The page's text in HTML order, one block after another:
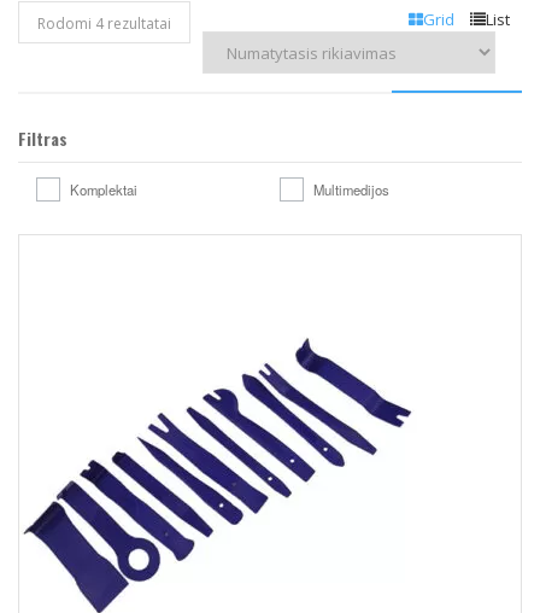
Grid List
Rodomi 4 rezultatai
Filtras
Komplektai Multimedijos